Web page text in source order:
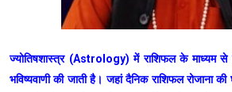
ज्योतिषशास्त्र (Astrology) में राशिफल के माध्यम से
भविष्यवाणी की जाती है। जहां दैनिक राशिफल रोजाना